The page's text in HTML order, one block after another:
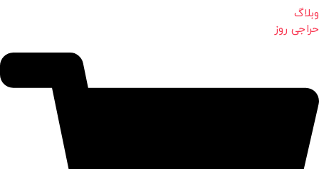
وبلاگ
حراجی روز